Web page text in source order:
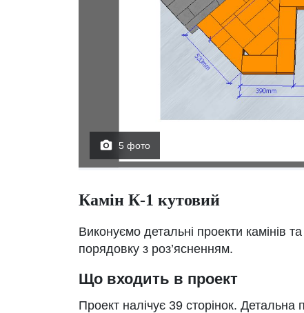
5 фото
Камін К-1 кутовий
Виконуємо детальні проекти камінів
порядовку з роз’ясненням.
Що входить в проект
Проект налічує 39 сторінок. Детальна